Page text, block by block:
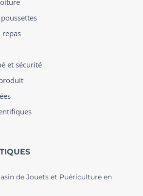
repas
et sécurité
de Jouets et Puériculture en